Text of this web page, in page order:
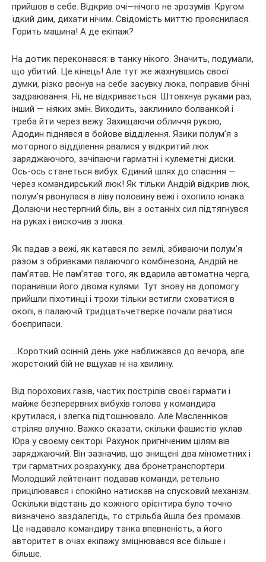
прийшов в себе. Відкрив очі—нічого не зрозумів. Кругом
їдкий дим, дихати нічим. Свідомість миттю прояснилася.
Горить машина! А де екіпаж?
На дотик переконався: в танку нікого. Значить, подумали,
що убитий. Це кінець! Але тут же жахнувшись своєї
думки, різко рвонув на себе засувку люка, поправив бічні
задраювання. Ні, не відкривається. Штовхнув руками раз,
інший — ніяких змін. Виходить, заклинило болванкой і
треба йти через вежу. Захищаючи обличчя рукою,
Адодин піднявся в бойове відділення. Язики полум’я з
моторного відділення рвалися у відкритий люк
заряджаючого, зачіпаючи гарматні і кулеметні диски.
Ось-ось станеться вибух. Єдиний шлях до спасіння —
через командирський люк! Як тільки Андрій відкрив люк,
полум’я рвонулася в ліву половину вежі і охопило юнака.
Долаючи нестерпний біль, він з останніх сил підтягнувся
на руках і вискочив з люка.
Як падав з вежі, як катався по землі, збиваючи полум’я
разом з обривками палаючого комбінезона, Андрій не
пам’ятав. Не пам’ятав того, як вдарила автоматна черга,
поранивши його двома кулями. Тут знову на допомогу
прийшли піхотинці і трохи тільки встигли сховатися в
окопі, в палаючій тридцатьчетверке почали рватися
боєприпаси.
…Короткий осінній день уже наближався до вечора, але
жорстокий бій не вщухав ні на хвилину.
Від порохових газів, частих пострілів своєї гармати і
майже безперервних вибухів голова у командира
крутилася, і злегка підтошнювало. Але Масленніков
стріляв влучно. Важко сказати, скільки фашистів уклав
Юра у своєму секторі. Рахунок пригніченим цілям вів
заряджаючий. Він зазначив, що знищені два мінометних і
три гарматних розрахунку, два бронетранспортери.
Молодший лейтенант подавав команди, ретельно
прицілювався і спокійно натискав на спусковий механізм.
Оскільки відстань до кожного орієнтира було точно
визначено заздалегідь, то стрільба йшла без промахів.
Це надавало командиру танка впевненість, а його
авторитет в очах екіпажу зміцнювався все більше і
більше.